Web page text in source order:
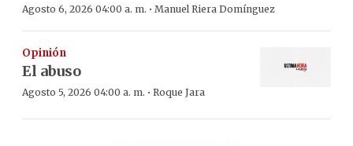
Agosto 6, 2026 04:00 a. m. · Manuel Riera Domínguez
Opinión
El abuso
Agosto 5, 2026 04:00 a. m. · Roque Jara